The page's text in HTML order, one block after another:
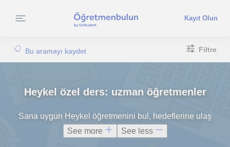
Kayıt Olun
Bu aramayı kaydet Filtre
Heykel özel ders: uzman öğretmenler
Sana uygun Heykel öğretmenini bul, hedeflerine ulaş
See more
See less